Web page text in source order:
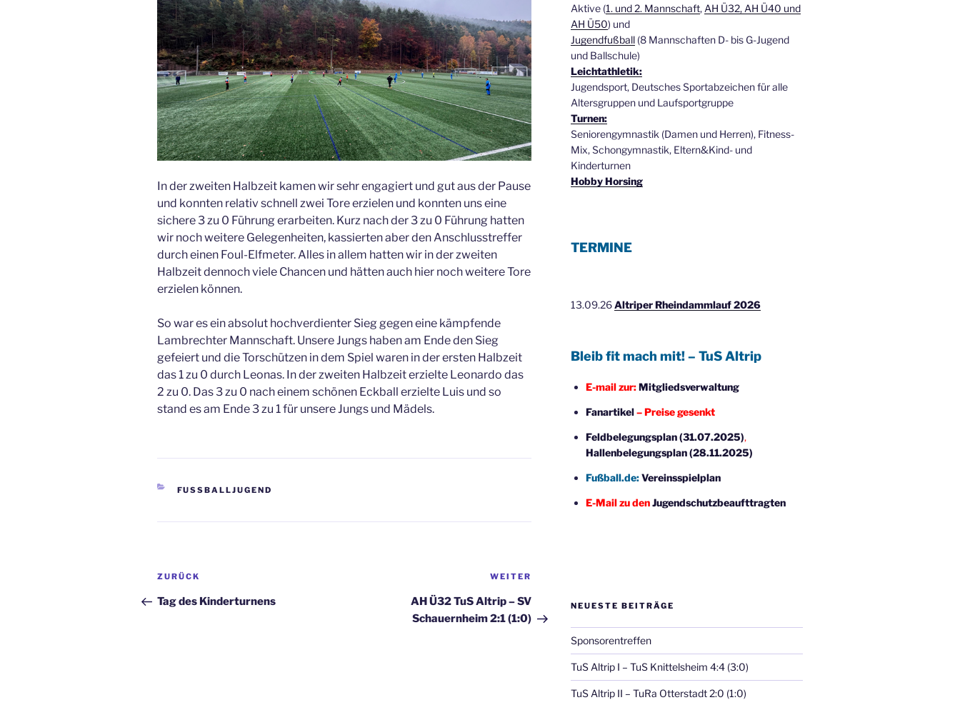
In der zweiten Halbzeit kamen wir sehr engagiert und gut aus der Pause
und konnten relativ schnell zwei Tore erzielen und konnten uns eine
sichere 3 zu 0 Führung erarbeiten. Kurz nach der 3 zu 0 Führung hatten
wir noch weitere Gelegenheiten, kassierten aber den Anschlusstreffer
durch einen Foul-Elfmeter. Alles in allem hatten wir in der zweiten
Halbzeit dennoch viele Chancen und hätten auch hier noch weitere Tore
erzielen können.
So war es ein absolut hochverdienter Sieg gegen eine kämpfende
Lambrechter Mannschaft. Unsere Jungs haben am Ende den Sieg
gefeiert und die Torschützen in dem Spiel waren in der ersten Halbzeit
das 1 zu 0 durch Leonas. In der zweiten Halbzeit erzielte Leonardo das
2 zu 0. Das 3 zu 0 nach einem schönen Eckball erzielte Luis und so
stand es am Ende 3 zu 1 für unsere Jungs und Mädels.
KATEGORIEN
FUSSBALLJUGEND
Beitragsnavigation
Vorheriger
ZURÜCK
Tag des Kinderturnens
WEITER
AH Ü32 TuS Altrip – SV
Schauernheim 2:1 (1:0)
Aktive (1. und 2. Mannschaft, AH Ü32, AH Ü40 und
AH Ü50) und
Jugendfußball(8 Mannschaften D- bis G-Jugend
und Ballschule)
Leichtathletik:
Jugendsport, Deutsches Sportabzeichen für alle
Altersgruppen und Laufsportgruppe
Turnen:
Seniorengymnastik (Damen und Herren), Fitness-
Mix, Schongymnastik, Eltern&Kind- und
Kinderturnen
Hobby Horsing
TERMINE
13.09.26Altriper Rheindammlauf 2026
Bleib fit mach mit! – TuS Altrip
E-mail zur:Mitgliedsverwaltung
Fanartikel– Preise gesenkt
Feldbelegungsplan (31.07.2025),
Hallenbelegungsplan (28.11.2025)
Fußball.de:Vereinsspielplan
E-Mail zu denJugendschutzbeaufttragten
NEUESTE BEITRÄGE
Sponsorentreffen
TuS Altrip I – TuS Knittelsheim 4:4 (3:0)
TuS Altrip II – TuRa Otterstadt 2:0 (1:0)